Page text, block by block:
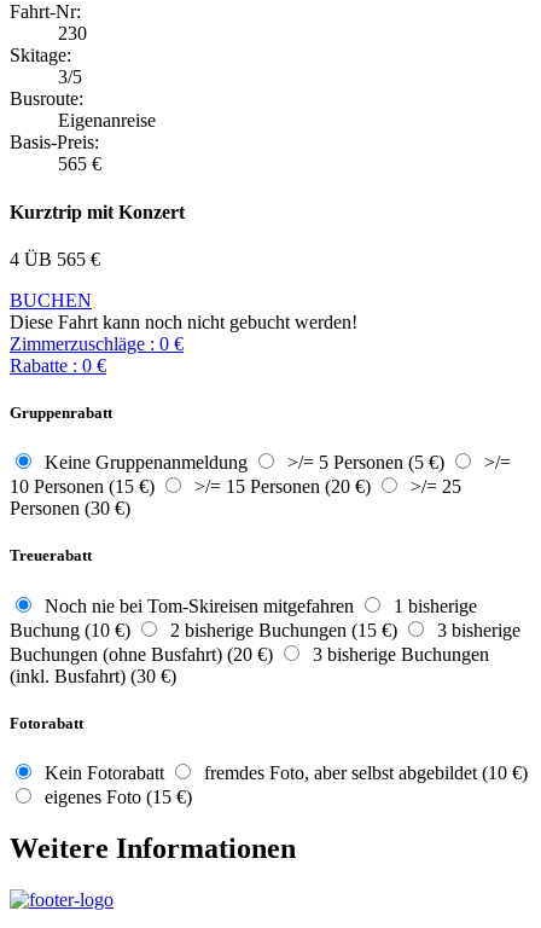
Fahrt-Nr:
230
Skitage:
3/5
Busroute:
Eigenanreise
Basis-Preis:
565 €
Kurztrip mit Konzert
4 ÜB 565 €
BUCHEN
Diese Fahrt kann noch nicht gebucht werden!
Zimmerzuschläge : 0 €
Rabatte : 0 €
Gruppenrabatt
Keine Gruppenanmeldung >/= 5 Personen (5 €)
>/=
10 Personen (15 €)
>/= 15 Personen (20 €)
>/= 25
Personen (30 €)
Treuerabatt
Noch nie bei Tom-Skireisen mitgefahren
1 bisherige
Buchung (10 €)
2 bisherige Buchungen (15 €)
3 bisherige
Buchungen (ohne Busfahrt) (20 €)
3 bisherige Buchungen
(inkl. Busfahrt) (30 €)
Fotorabatt
Kein Fotorabatt
fremdes Foto, aber selbst abgebildet (10 €)
eigenes Foto (15 €)
Weitere Informationen